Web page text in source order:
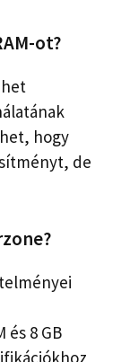
ot?
hogy
de
és 8 GB